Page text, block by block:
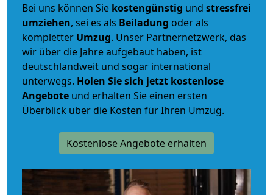
Bei uns können Sie kostengünstig und stressfrei
umziehen, sei es als Beiladung oder als
kompletter Umzug. Unser Partnernetzwerk, das
wir über die Jahre aufgebaut haben, ist
deutschlandweit und sogar international
unterwegs. Holen Sie sich jetzt kostenlose
Angebote und erhalten Sie einen ersten
Überblick über die Kosten für Ihren Umzug.
Kostenlose Angebote erhalten